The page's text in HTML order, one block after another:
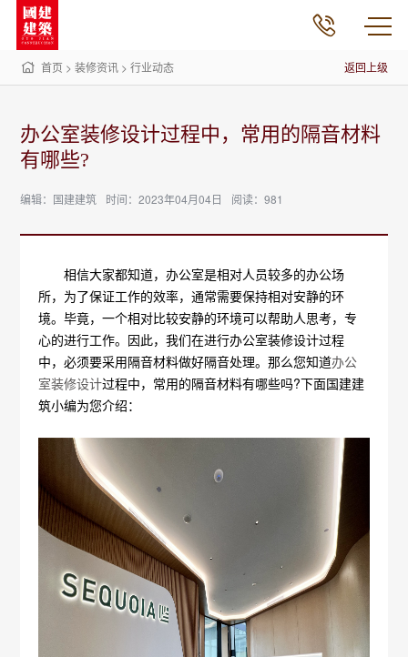
首页 >装修资讯 >行业动态 返回上级
办公室装修设计过程中，常用的隔音材料
有哪些?
编辑：国建建筑 时间：2023年04月04日 阅读：981
相信大家都知道，办公室是相对人员较多的办公场
所，为了保证工作的效率，通常需要保持相对安静的环
境。毕竟，一个相对比较安静的环境可以帮助人思考，专
心的进行工作。因此，我们在进行办公室装修设计过程
中，必须要采用隔音材料做好隔音处理。那么您知道办公
室装修设计过程中，常用的隔音材料有哪些吗?下面国建建
筑小编为您介绍：